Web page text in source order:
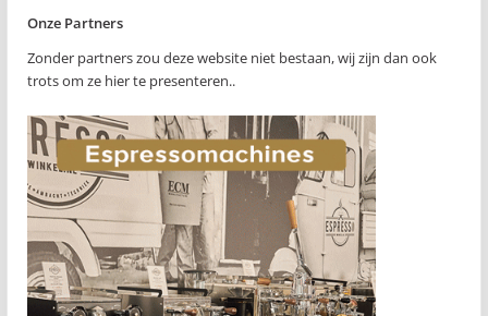
Onze Partners
Zonder partners zou deze website niet bestaan, wij zijn dan ook
trots om ze hier te presenteren..